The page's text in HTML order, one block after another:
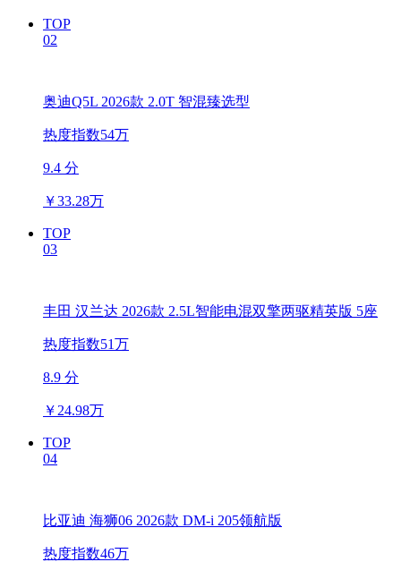
TOP
02
奥迪Q5L 2026款 2.0T 智混臻选型
热度指数54万
9.4 分
￥33.28万
TOP
03
丰田 汉兰达 2026款 2.5L智能电混双擎两驱精英版 5座
热度指数51万
8.9 分
￥ 24.98万
TOP
04
比亚迪 海狮06 2026款 DM-i 205领航版
热度指数46万